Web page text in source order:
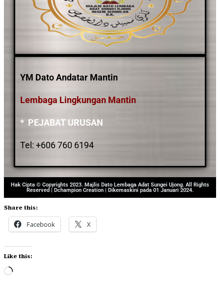
YM Dato Andatar Mantin
Lembaga Lingkungan Mantin
* PEJABAT URUSAN
Tel: +606 760 6194
Hak Cipta © Copyrights 2023. Majlis Dato Lembaga Adat Sungei Ujong. All Rights
Reserved | Dchampion Creation | Dikemaskini pada 01 Januari 2024.
Share this:
Facebook X
Like this: